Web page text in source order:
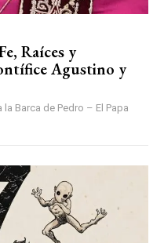
Raíces y
Agustino y
Barca de Pedro – El Papa